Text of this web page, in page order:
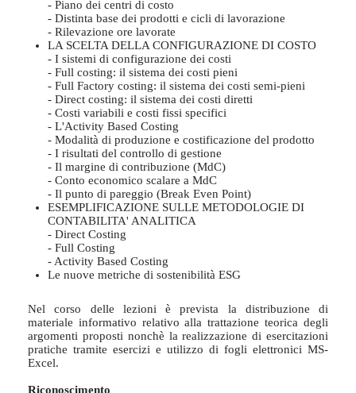
- Piano dei centri di costo
- Distinta base dei prodotti e cicli di lavorazione
- Rilevazione ore lavorate
LA SCELTA DELLA CONFIGURAZIONE DI COSTO
- I sistemi di configurazione dei costi
- Full costing: il sistema dei costi pieni
- Full Factory costing: il sistema dei costi semi-pieni
- Direct costing: il sistema dei costi diretti
- Costi variabili e costi fissi specifici
- L'Activity Based Costing
- Modalità di produzione e costificazione del prodotto
- I risultati del controllo di gestione
- Il margine di contribuzione (MdC)
- Conto economico scalare a MdC
- Il punto di pareggio (Break Even Point)
ESEMPLIFICAZIONE SULLE METODOLOGIE DI
CONTABILITA' ANALITICA
- Direct Costing
- Full Costing
- Activity Based Costing
Le nuove metriche di sostenibilità ESG
Nel corso delle lezioni è prevista la distribuzione di
materiale informativo relativo alla trattazione teorica degli
argomenti proposti nonchè la realizzazione di esercitazioni
pratiche tramite esercizi e utilizzo di fogli elettronici MS-
Excel.
Riconoscimento